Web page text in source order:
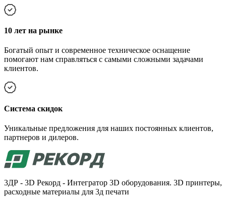
10 лет на рынке
Богатый опыт и современное техническое оснащение
помогают нам справляться с самыми сложными задачами
клиентов.
Cистема скидок
Уникальные предложения для наших постоянных клиентов,
партнеров и дилеров.
3ДР - 3D Рекорд - Интегратор 3D оборудования. 3D принтеры,
расходные материалы для 3д печати